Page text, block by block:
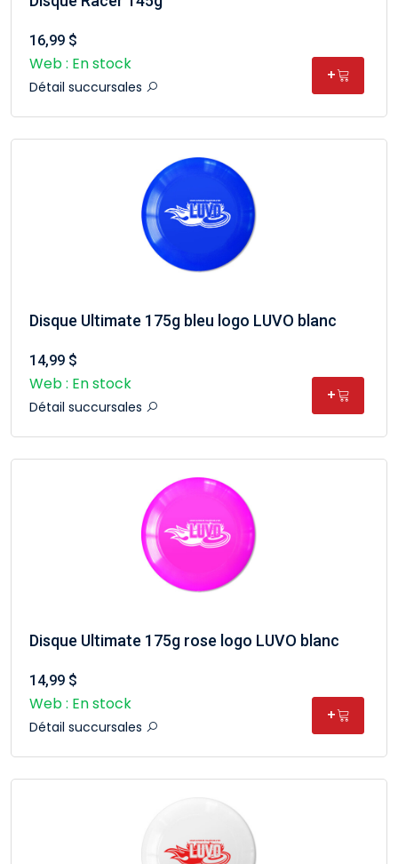
16,99 $
Web : En stock
Détail succursales
+
Disque Ultimate 175g bleu logo LUVO blanc
14,99 $
Web : En stock
Détail succursales
+
Disque Ultimate 175g rose logo LUVO blanc
14,99 $
Web : En stock
Détail succursales
+